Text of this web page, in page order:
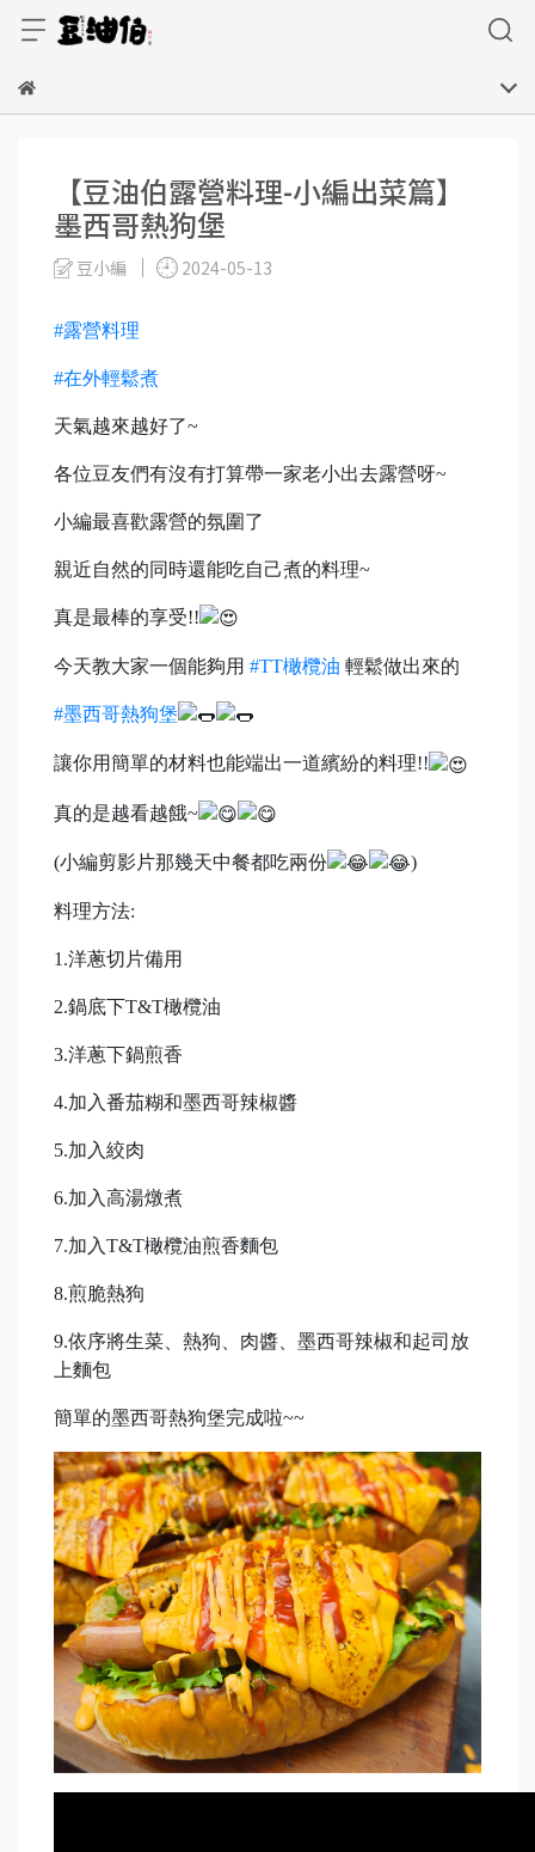
【豆油伯露營料理-小編出菜篇】
墨西哥熱狗堡
豆小編 2024-05-13
#露營料理
#在外輕鬆煮
天氣越來越好了~
各位豆友們有沒有打算帶一家老小出去露營呀~
小編最喜歡露營的氛圍了
親近自然的同時還能吃自己煮的料理~
真是最棒的享受!!
今天教大家一個能夠用 #TT橄欖油 輕鬆做出來的
#墨西哥熱狗堡
讓你用簡單的材料也能端出一道繽紛的料理!!
真的是越看越餓~
(小編剪影片那幾天中餐都吃兩份 )
料理方法:
1.洋蔥切片備用
2.鍋底下T&T橄欖油
3.洋蔥下鍋煎香
4.加入番茄糊和墨西哥辣椒醬
5.加入絞肉
6.加入高湯燉煮
7.加入T&T橄欖油煎香麵包
8.煎脆熱狗
9.依序將生菜、熱狗、肉醬、墨西哥辣椒和起司放
上麵包
簡單的墨西哥熱狗堡完成啦~~